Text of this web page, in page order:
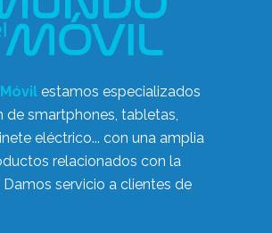
estamos especializados
de smartphones, tabletas,
eléctrico... con una amplia
relacionados con la
servicio a clientes de